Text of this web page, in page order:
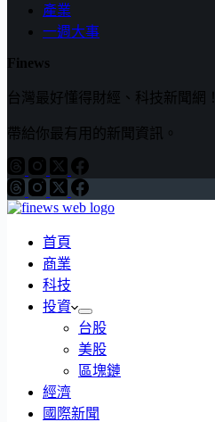
產業
一週大事
Finews
台灣最好懂得財經、科技新聞網！
帶給你最有用的新聞資訊。
首頁
商業
科技
投資
台股
美股
區塊鏈
經濟
國際新聞